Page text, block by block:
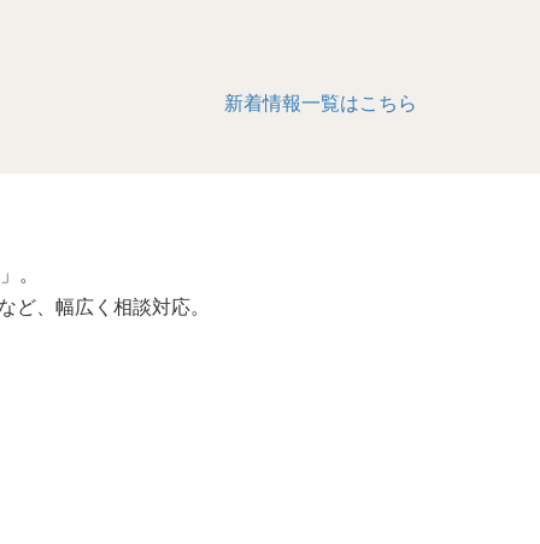
新着情報一覧はこちら
。
ど、幅広く相談対応。